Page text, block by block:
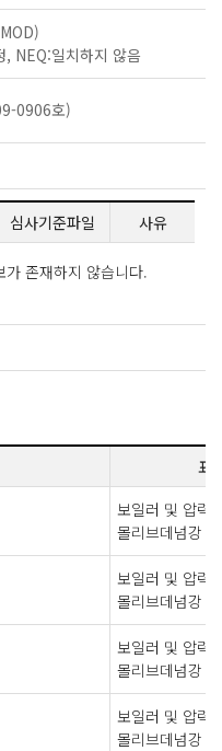
NEQ:일치하지 않음
0906호)
심사기준파일 사유
가 존재하지 않습니다.
표
보일러 및 압력
몰리브데넘강
보일러 및 압력
몰리브데넘강
보일러 및 압력
몰리브데넘강
보일러 및 압력
몰리브데넘강